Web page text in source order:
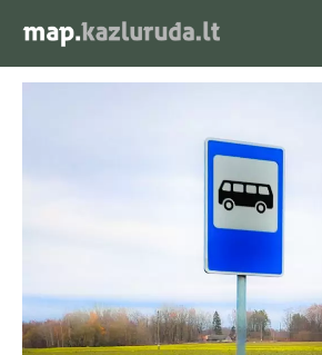
Kazlų
Rūda